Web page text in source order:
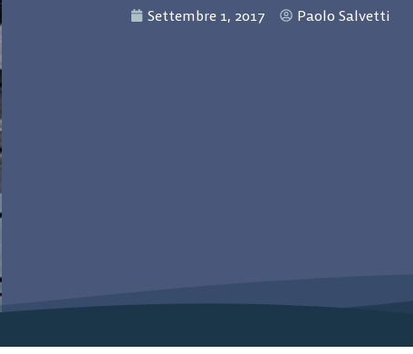
Settembre 1, 2017 Paolo Salvetti